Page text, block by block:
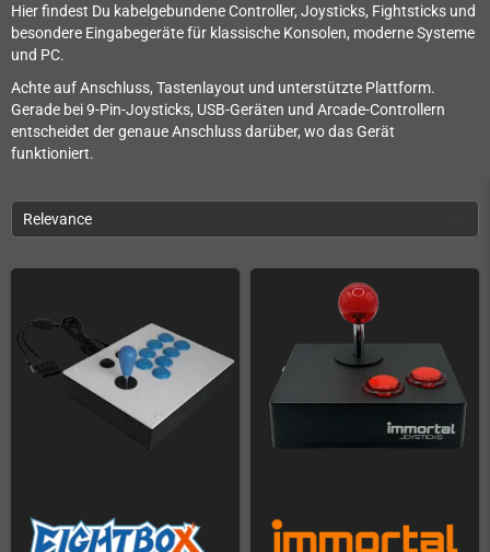
Hier findest Du kabelgebundene Controller, Joysticks, Fightsticks und
besondere Eingabegeräte für klassische Konsolen, moderne Systeme
und PC.
Achte auf Anschluss, Tastenlayout und unterstützte Plattform.
Gerade bei 9-Pin-Joysticks, USB-Geräten und Arcade-Controllern
entscheidet der genaue Anschluss darüber, wo das Gerät
funktioniert.
Relevance